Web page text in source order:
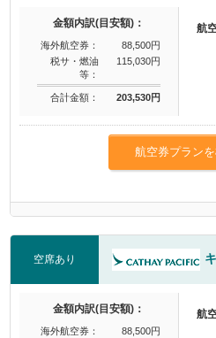
金額内訳(目安額)：
海外航空券：
88,500円
税サ・燃油
等：
115,030円
合計金額： 203,530円
航
航空券プラン
空席あり
金額内訳(目安額)：
海外航空券：
88,500円
航